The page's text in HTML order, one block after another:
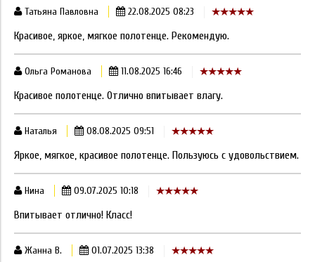
Татьяна Павловна 22.08.2025 08:23
Красивое, яркое, мягкое полотенце. Рекомендую.
Ольга Романова 11.08.2025 16:46
Красивое полотенце. Отлично впитывает влагу.
Наталья 08.08.2025 09:51
Яркое, мягкое, красивое полотенце. Пользуюсь с удовольствием.
Нина 09.07.2025 10:18
Впитывает отлично! Класс!
Жанна В. 01.07.2025 13:38